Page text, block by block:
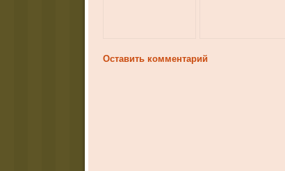
Оставить комментарий